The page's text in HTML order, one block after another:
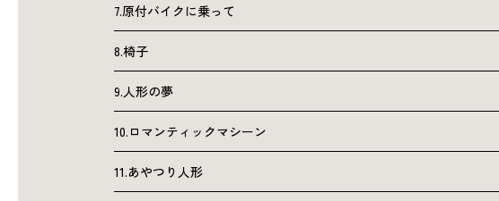
7.原付バイクに乗って
8.椅子
9.人形の夢
10.ロマンティックマシーン
11.あやつり人形